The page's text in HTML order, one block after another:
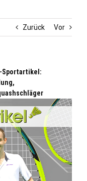
Zurück Vor
Sportartikel: